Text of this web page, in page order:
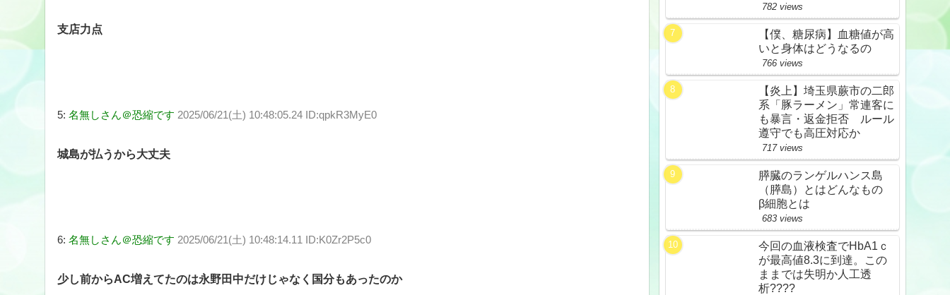
支店力点
5: 名無しさん＠恐縮です 2025/06/21(土) 10:48:05.24 ID:qpkR3MyE0
城島が払うから大丈夫
6: 名無しさん＠恐縮です 2025/06/21(土) 10:48:14.11 ID:K0Zr2P5c0
少し前からAC増えてたのは永野田中だけじゃなく国分もあったのか
782 views
【僕、糖尿病】血糖値が高
いと身体はどうなるの
766 views
【炎上】埼玉県蕨市の二郎
系「豚ラーメン」常連客に
も暴言・返金拒否 ルール
遵守でも高圧対応か
717 views
膵臓のランゲルハンス島
（膵島）とはどんなもの
β細胞とは
683 views
今回の血液検査でHbA1ｃ
が最高値8.3に到達。この
ままでは失明か人工透
析????